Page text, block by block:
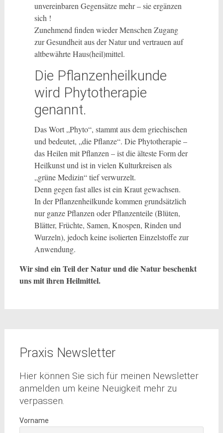
unvereinbaren Gegensätze mehr – sie ergänzen
sich !
Zunehmend finden wieder Menschen Zugang
zur Gesundheit aus der Natur und vertrauen auf
altbewährte Haus(heil)mittel.
Die Pflanzenheilkunde
wird Phytotherapie
genannt.
Das Wort „Phyto“, stammt aus dem griechischen
und bedeutet, „die Pflanze“. Die Phytotherapie –
das Heilen mit Pflanzen – ist die älteste Form der
Heilkunst und ist in vielen Kulturkreisen als
„grüne Medizin“ tief verwurzelt.
Denn gegen fast alles ist ein Kraut gewachsen.
In der Pflanzenheilkunde kommen grundsätzlich
nur ganze Pflanzen oder Pflanzenteile (Blüten,
Blätter, Früchte, Samen, Knospen, Rinden und
Wurzeln), jedoch keine isolierten Einzelstoffe zur
Anwendung.
Wir sind ein Teil der Natur und die Natur beschenkt
uns mit ihren Heilmittel.
Praxis Newsletter
Hier können Sie sich für meinen Newsletter
anmelden um keine Neuigkeit mehr zu
verpassen.
Vorname